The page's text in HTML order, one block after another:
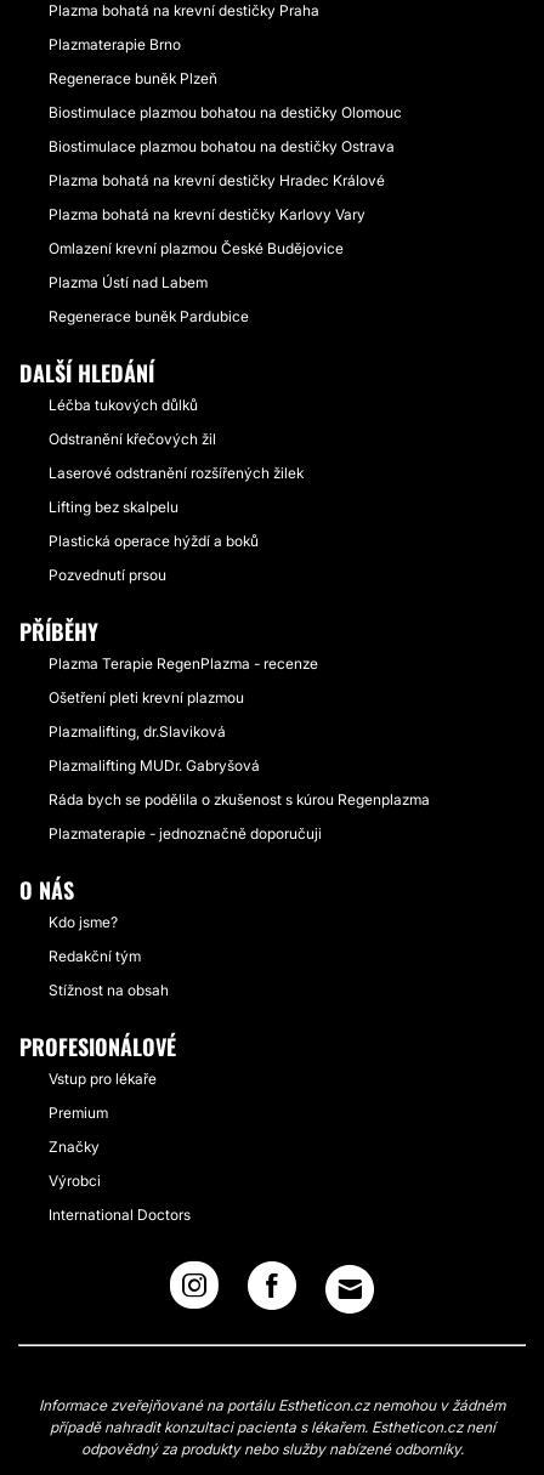
Plazma bohatá na krevní destičky Praha
Plazmaterapie Brno
Regenerace buněk Plzeň
Biostimulace plazmou bohatou na destičky Olomouc
Biostimulace plazmou bohatou na destičky Ostrava
Plazma bohatá na krevní destičky Hradec Králové
Plazma bohatá na krevní destičky Karlovy Vary
Omlazení krevní plazmou České Budějovice
Plazma Ústí nad Labem
Regenerace buněk Pardubice
DALŠÍ HLEDÁNÍ
Léčba tukových důlků
Odstranění křečových žil
Laserové odstranění rozšířených žilek
Lifting bez skalpelu
Plastická operace hýždí a boků
Pozvednutí prsou
PŘÍBĚHY
Plazma Terapie RegenPlazma - recenze
Ošetření pleti krevní plazmou
Plazmalifting, dr.Slaviková
Plazmalifting MUDr. Gabryšová
Ráda bych se podělila o zkušenost s kúrou Regenplazma
Plazmaterapie - jednoznačně doporučuji
O NÁS
Kdo jsme?
Redakční tým
Stížnost na obsah
PROFESIONÁLOVÉ
Vstup pro lékaře
Premium
Značky
Výrobci
International Doctors
Informace zveřejňované na portálu Estheticon.cz nemohou v žádném
případě nahradit konzultaci pacienta s lékařem. Estheticon.cz není
odpovědný za produkty nebo služby nabízené odborníky.